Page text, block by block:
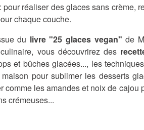
réaliser des glaces sans crème,
chaque couche.
du livre "25 glaces vegan"de
vous découvrirez des
et bûches glacées..., les
pour sublimer les desserts
comme les amandes et noix de
crémeuses...